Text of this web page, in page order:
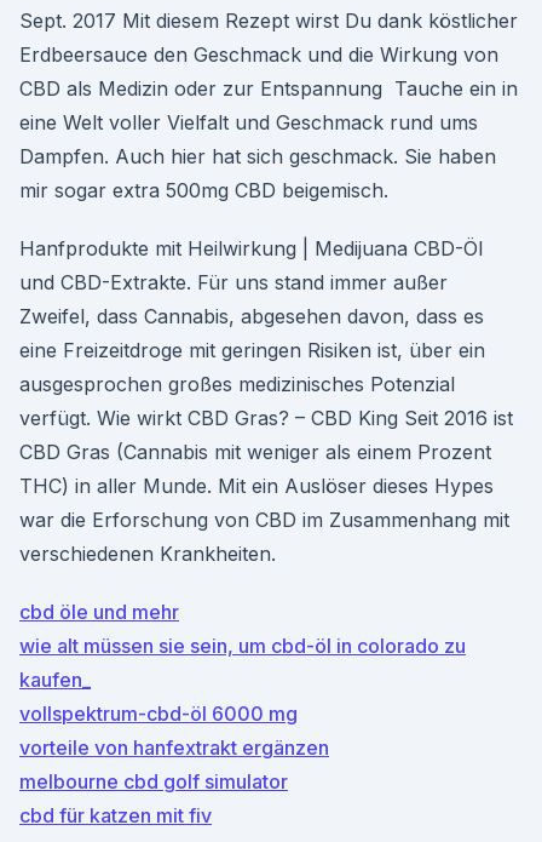
Sept. 2017 Mit diesem Rezept wirst Du dank köstlicher
Erdbeersauce den Geschmack und die Wirkung von
CBD als Medizin oder zur Entspannung Tauche ein in
eine Welt voller Vielfalt und Geschmack rund ums
Dampfen. Auch hier hat sich geschmack. Sie haben
mir sogar extra 500mg CBD beigemisch.
Hanfprodukte mit Heilwirkung | Medijuana CBD-Öl
und CBD-Extrakte. Für uns stand immer außer
Zweifel, dass Cannabis, abgesehen davon, dass es
eine Freizeitdroge mit geringen Risiken ist, über ein
ausgesprochen großes medizinisches Potenzial
verfügt. Wie wirkt CBD Gras? – CBD King Seit 2016 ist
CBD Gras (Cannabis mit weniger als einem Prozent
THC) in aller Munde. Mit ein Auslöser dieses Hypes
war die Erforschung von CBD im Zusammenhang mit
verschiedenen Krankheiten.
cbd öle und mehr
wie alt müssen sie sein, um cbd-öl in colorado zu
kaufen_
vollspektrum-cbd-öl 6000 mg
vorteile von hanfextrakt ergänzen
melbourne cbd golf simulator
cbd für katzen mit fiv